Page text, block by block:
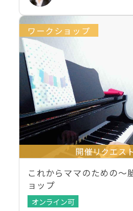
ワークショップ
開催リクエス
これからママのための～
ョップ
オンライン可